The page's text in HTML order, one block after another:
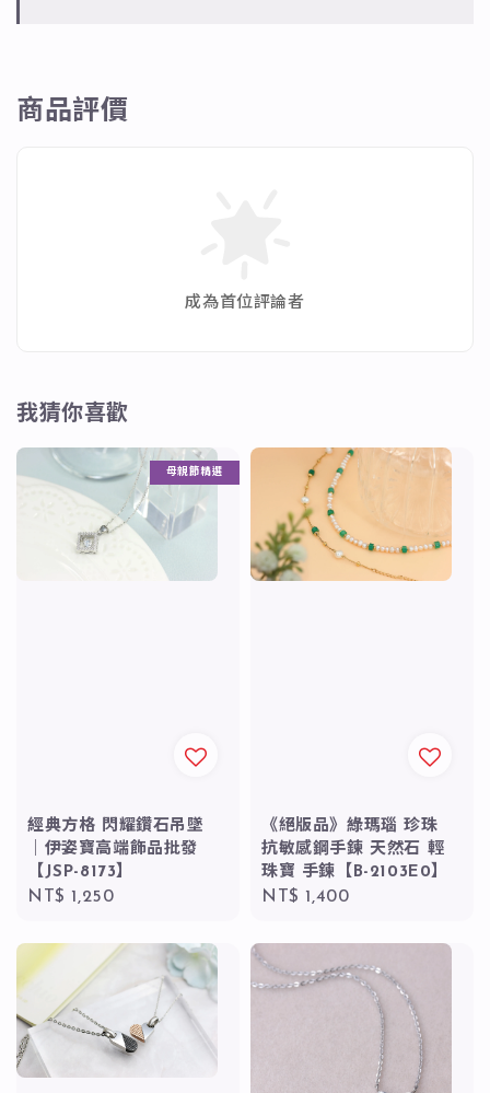
✨黑尖晶➡增強洞察力、保持毅力。這種顏色具有保
商品評價
成為首位評論者
我猜你喜歡
母親節精選
經典方格 閃耀鑽石吊墜
｜伊姿寶高端飾品批發
【JSP-8173】
Regular
NT$ 1,250
《絕版品》綠瑪瑙 珍珠
抗敏感鋼手鍊 天然石 輕
珠寶 手鍊【B-2103E0】
Regular
NT$ 1,400